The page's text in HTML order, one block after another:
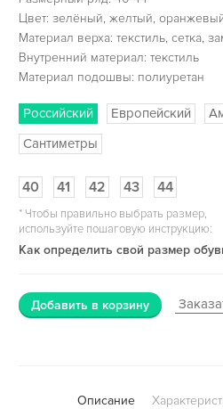
Цвет: зелёный, желтый,
Материал верха: текстиль, сетка,
Внутренний материал: текстиль
Материал подошвы: полиуретан
Российский Европейский
Сантиметры
40 41 42 43 44
*Чтобы правильно выбрать размер,
используйте пошаговую инструкцию:
Как определить свой размер
Добавить в корзину
Описание